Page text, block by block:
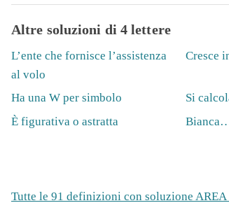
Altre soluzioni di 4 lettere
L’ente che fornisce l’assistenza
al volo
Cresce
Ha una W per simbolo Si
È figurativa o astratta
Tutte le 91 definizioni con soluzione